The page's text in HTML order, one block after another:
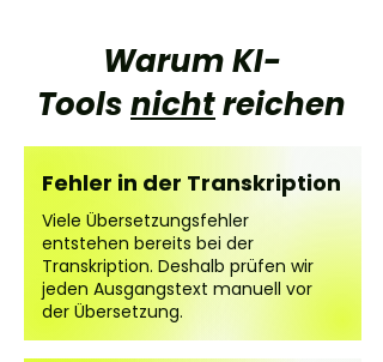
Warum KI-
Toolsnichtreichen
Fehler in der Transkription
Viele Übersetzungsfehler
entstehen bereits bei der
Transkription. Deshalb prüfen wir
jeden Ausgangstext manuell vor
der Übersetzung.